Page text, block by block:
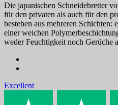
Die japanischen Schneidebretter
für den privaten als auch für den
bestehen aus mehreren
einer weichen
weder Feuchtigkeit noch Gerüche
Excellent